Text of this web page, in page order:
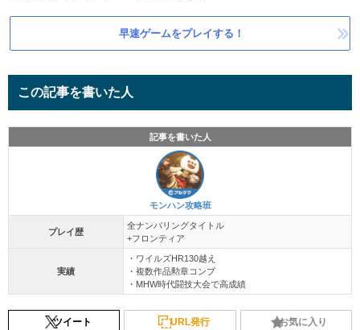
早速ゲームをプレイする！
この記事を書いた人
記事を書いた人
モンハン攻略班
プレイ歴
全ナンバリングタイトル
+フロンティア
実績
・ワイルズHR130越え
・複数作品勲章コンプ
・MHW時代闘技大会で高成績
ツイート URL発行 お気に入り